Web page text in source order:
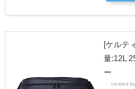
[ケルテ
量:12L
ー
created by